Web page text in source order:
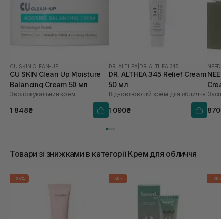
CU SKIN CLEAN-UP
CU SKIN Clean Up Moisture
Balancing Cream 50 мл
Зволожувальний крем
1 848₴
DR. ALTHEA DR. ALTHEA 345
DR. ALTHEA 345 Relief Cream
50 мл
Відновлюючий крем для обличчя
1 090₴
Товари зі знижками в категорії Крем для обличчя
-35% -50% -